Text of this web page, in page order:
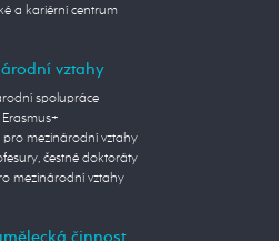
a kariérní centrum
vztahy
spolupráce
Erasmus+
pro mezinárodní vztahy
čestné doktoráty
mezinárodní vztahy
činnost